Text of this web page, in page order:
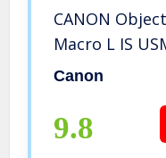
CANON
Macro L IS
Canon
9.8